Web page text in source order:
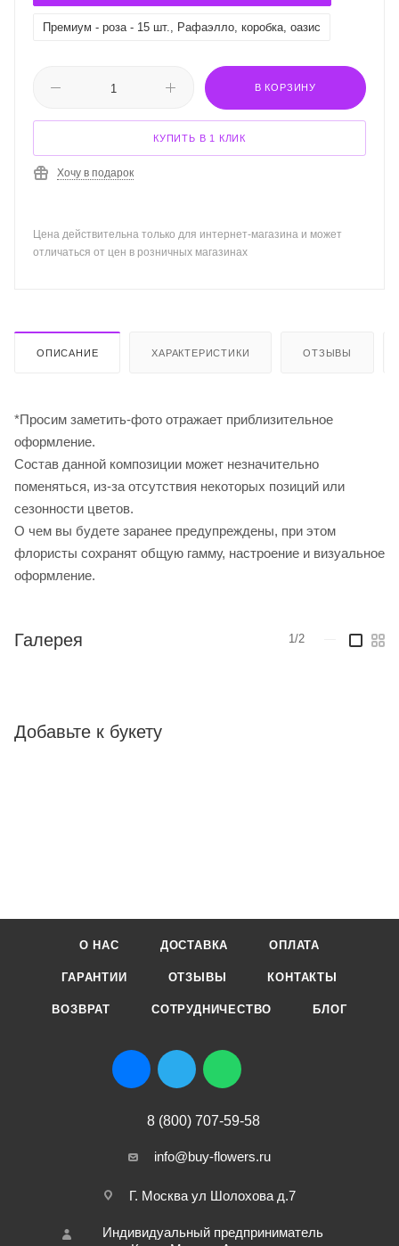
Премиум - роза - 15 шт., Рафаэлло, коробка, оазис
В КОРЗИНУ
КУПИТЬ В 1 КЛИК
Хочу в подарок
Цена действительна только для интернет-магазина и может
отличаться от цен в розничных магазинах
ОПИСАНИЕ ХАРАКТЕРИСТИКИ ОТЗЫВЫ
*Просим заметить-фото отражает приблизительное
оформление.
Cостав данной композиции может незначительно
поменяться, из-за отсутствия некоторых позиций или
сезонности цветов.
О чем вы будете заранее предупреждены, при этом
флористы сохранят общую гамму, настроение и визуальное
оформление.
Галерея 1/2
Добавьте к букету
О НАС ДОСТАВКА ОПЛАТА
ГАРАНТИИ ОТЗЫВЫ КОНТАКТЫ
ВОЗВРАТ СОТРУДНИЧЕСТВО БЛОГ
8 (800) 707-59-58
info@buy-flowers.ru
Г. Москва ул Шолохова д.7
Индивидуальный предприниматель